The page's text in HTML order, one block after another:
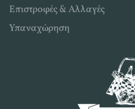
Επιστροφές & Αλλαγές
Υπαναχώρηση